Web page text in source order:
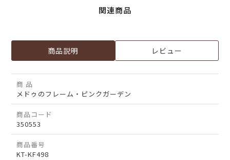
関連商品
商品説明 レビュー
商 品
メドゥのフレーム・ピンクガーデン
商品コード
350553
商品番号
KT-KF498